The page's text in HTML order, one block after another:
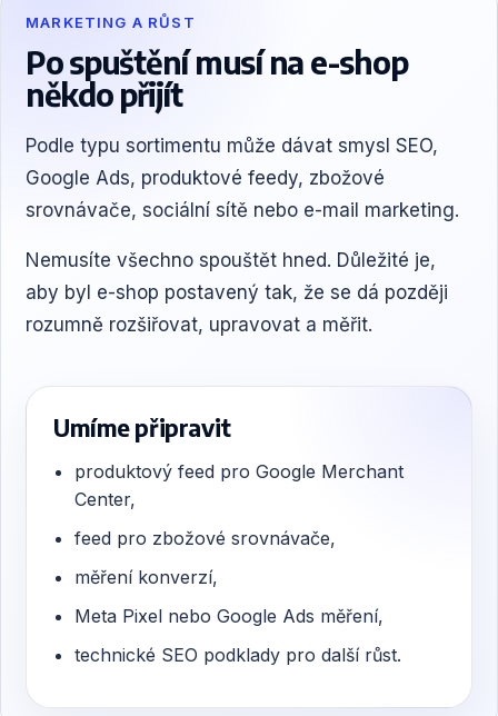
MARKETING A RŮST
Po spuštění musí na e-shop
někdo přijít
Podle typu sortimentu může dávat smysl SEO,
Google Ads, produktové feedy, zbožové
srovnávače, sociální sítě nebo e-mail marketing.
Nemusíte všechno spouštět hned. Důležité je,
aby byl e-shop postavený tak, že se dá později
rozumně rozšiřovat, upravovat a měřit.
Umíme připravit
produktový feed pro Google Merchant
Center,
feed pro zbožové srovnávače,
měření konverzí,
Meta Pixel nebo Google Ads měření,
technické SEO podklady pro další růst.